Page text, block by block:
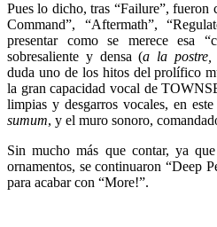
Pues lo dicho, tras “Failure”,
Command”, “Aftermath”,
presentar como se merece esa
sobresaliente y densa (a la
duda uno de los hitos del prolífico
la gran capacidad vocal de
limpias y desgarros vocales, en
sumum, y el muro sonoro,
Sin mucho más que contar, ya
ornamentos, se continuaron “Deep
para acabar con “More!”.